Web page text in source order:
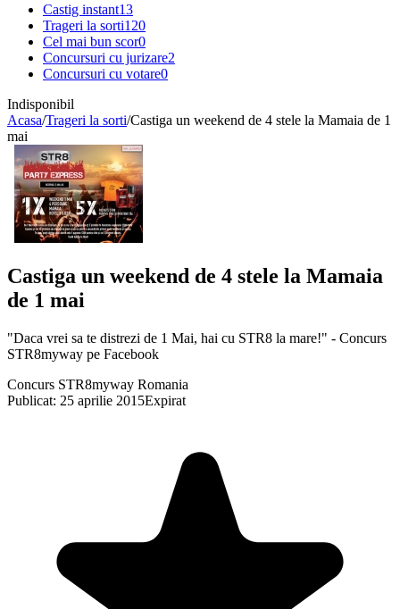
Castig instant13
Trageri la sorti120
Cel mai bun scor0
Concursuri cu jurizare2
Concursuri cu votare0
Indisponibil
Acasa/Trageri la sorti/Castiga un weekend de 4 stele la Mamaia de 1
mai
Castiga un weekend de 4 stele la Mamaia
de 1 mai
"Daca vrei sa te distrezi de 1 Mai, hai cu STR8 la mare!" - Concurs
STR8myway pe Facebook
Concurs STR8myway Romania
Publicat: 25 aprilie 2015Expirat